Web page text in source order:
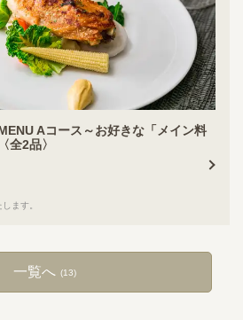
Aコース～お好きな「メイン料
全2品〉
ます。
一覧へ (13)